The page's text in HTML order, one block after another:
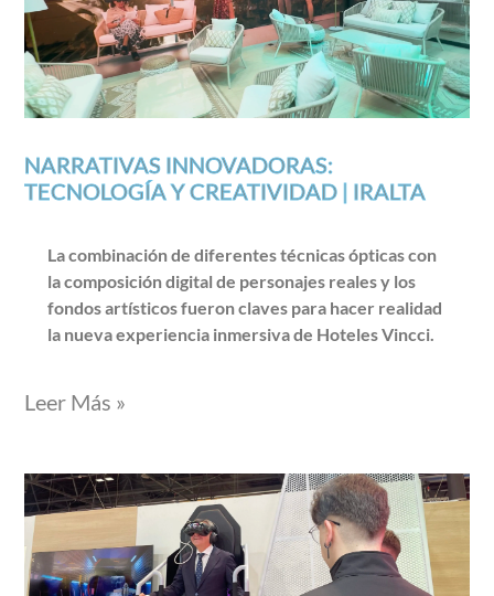
NARRATIVAS INNOVADORAS:
TECNOLOGÍA Y CREATIVIDAD | IRALTA
La combinación de diferentes técnicas ópticas con
la composición digital de personajes reales y los
fondos artísticos fueron claves para hacer realidad
la nueva experiencia inmersiva de Hoteles Vincci.
Leer Más »